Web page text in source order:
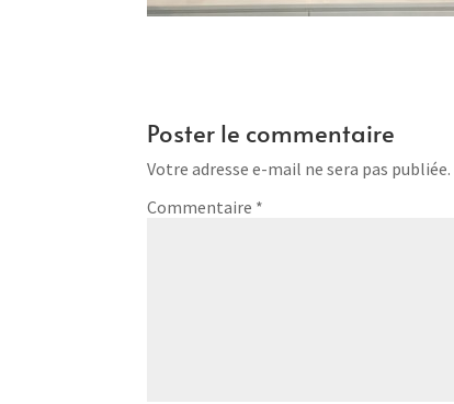
Poster le commentaire
Votre adresse e-mail ne sera pas publiée.
Commentaire *